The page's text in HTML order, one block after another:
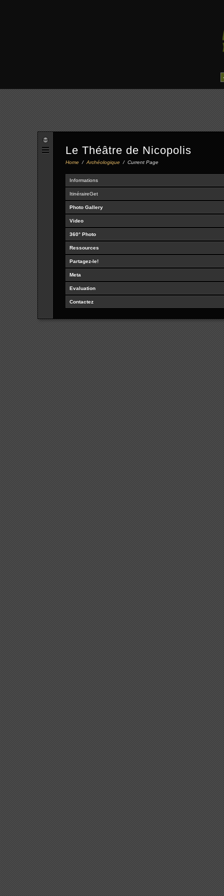
Le Théâtre de Nicopolis
Home / Archéologique / Current Page
Informations
ItinéraireGet
Photo Gallery
Video
360° Photo
Ressources
Partagez-le!
Meta
Evaluation
Contactez